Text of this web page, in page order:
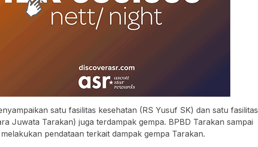
satu fasilitas kesehatan (RS Yusuf SK) dan satu fasilitas
Juwata Tarakan) juga terdampak gempa. BPBD Tarakan sampai
pendataan terkait dampak gempa Tarakan.